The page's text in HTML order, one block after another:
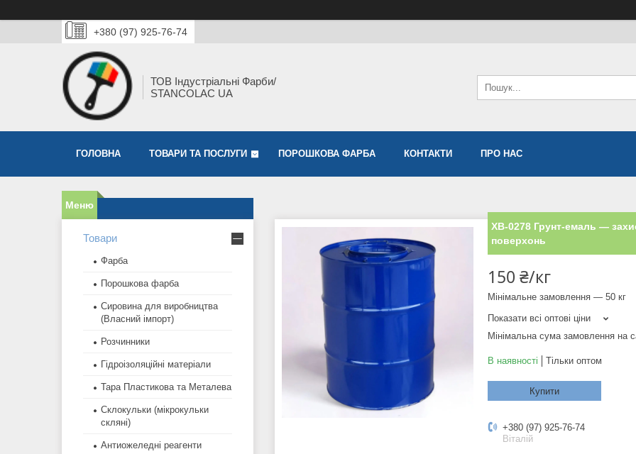
+380 (97) 925-76-74
ТОВ Індустріальні Фарби/
STANCOLAC UA
ГОЛОВНА ТОВАРИ ТА ПОСЛУГИ ПОРОШКОВА ФАРБА КОНТАКТИ ПРО НАС
ХВ-0278 Грунт-емаль —
поверхонь
150 ₴/кг
Мінімальне замовлення — 50 кг
Показати всі оптові ціни
Мінімальна сума замовлення на
В наявності Тільки оптом
Купити
+380 (97) 925-76-74
Віталій
Товари
Фарба
Порошкова фарба
Сировина для виробництва
(Власний імпорт)
Розчинники
Гідроізоляційні матеріали
Тара Пластикова та Металева
Склокульки (мікрокульки
скляні)
Антиожеледні реагенти